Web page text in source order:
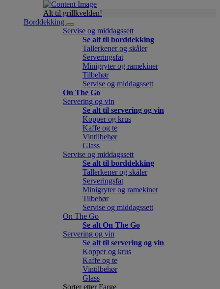
Alt til grillkvelden!
Borddekking
Servise og middagssett
Se alt til borddekking
Tallerkener og skåler
Serveringsfat
Minigryter og ramekiner
Tilbehør
Servise og middagssett
On The Go
Servering og vin
Se alt til servering og vin
Kopper og krus
Kaffe og te
Vintilbehør
Glass
Servise og middagssett
Se alt til borddekking
Tallerkener og skåler
Serveringsfat
Minigryter og ramekiner
Tilbehør
Servise og middagssett
On The Go
Se alt On The Go
Servering og vin
Se alt til servering og vin
Kopper og krus
Kaffe og te
Vintilbehør
Glass
Sorter etter Farge